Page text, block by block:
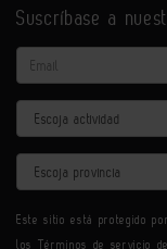
Suscríbase a
Email
Actividad
Provincia
Este sitio está protegido
los Términos de servicio